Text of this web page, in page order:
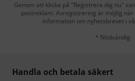
Genom att klicka på "Registrera dig nu"
postreklam. Avregistrering är möjlig
information om nyhetsbrevet i
* Nödvändig
Handla och betala säkert